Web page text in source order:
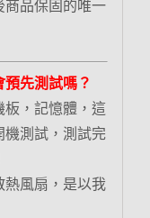
品保固的唯一
先測試嗎？
板，記憶體，這
機測試，測試完
熱風扇，是以我